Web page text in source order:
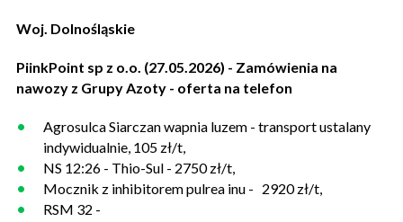
Woj. Dolnośląskie
PiinkPoint sp z o.o. (27.05.2026) - Zamówienia na
nawozy z Grupy Azoty - oferta na telefon
Agrosulca Siarczan wapnia luzem - transport ustalany
indywidualnie, 105 zł/t,
NS 12:26 - Thio-Sul - 2750 zł/t,
Mocznik z inhibitorem pulrea inu - 2920 zł/t,
RSM 32 -